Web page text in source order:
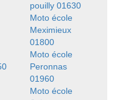
pouilly 01630
Moto école
Meximieux
01800
Moto école
Peronnas
01960
Moto école